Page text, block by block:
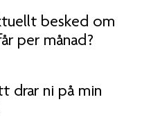
besked om
per månad?
drar ni på min